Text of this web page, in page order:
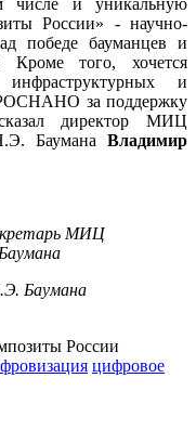
числе и уникальную
России» - научно-
победе бауманцев и
Кроме того, хочется
и
РОСНАНО за поддержку
директор МИЦ
Баумана Владимир
МИЦ
Баумана
России
цифровое